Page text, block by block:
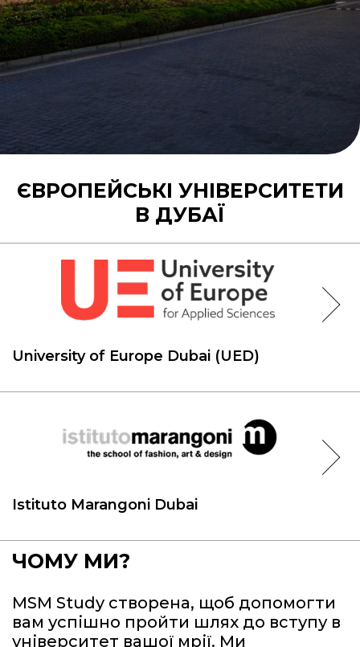
ЄВРОПЕЙСЬКІ УНІВЕРСИТЕТИ
В ДУБАЇ
University of Europe Dubai (UED)
Istituto Marangoni Dubai
ЧОМУ МИ?
MSM Study створена, щоб допомогти
вам успішно пройти шлях до вступу в
університет вашої мрії. Ми